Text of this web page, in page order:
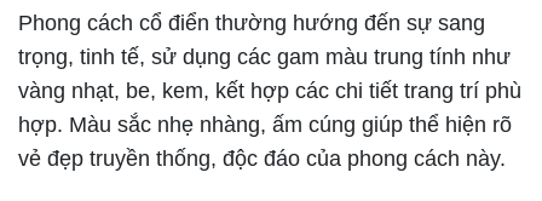
Phong cách cổ điển thường hướng đến sự sang
trọng, tinh tế, sử dụng các gam màu trung tính như
vàng nhạt, be, kem, kết hợp các chi tiết trang trí phù
hợp. Màu sắc nhẹ nhàng, ấm cúng giúp thể hiện rõ
vẻ đẹp truyền thống, độc đáo của phong cách này.